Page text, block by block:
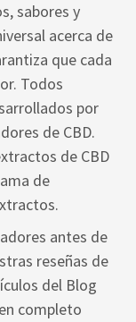
sabores y
acerca de
que cada
Todos
por
de CBD.
de CBD
de
antes de
reseñas de
del Blog
completo